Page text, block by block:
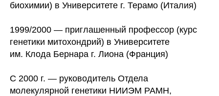
биохимии) в Университете г. Терамо (Италия)
1999/2000 — приглашенный профессор (курс
генетики митохондрий) в Университете
им. Клода Бернара г. Лиона (Франция)
С 2000 г. — руководитель Отдела
молекулярной генетики НИИЭМ РАМН,